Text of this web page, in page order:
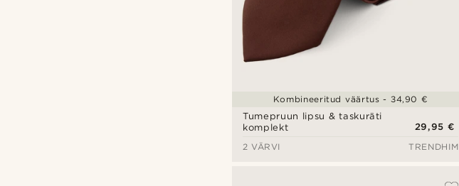
Tumepruun lipsu & taskuräti
komplekt
29,95 €
Kombineeritud väärtus - 34,90 €
2 VÄRVI TRENDHIM